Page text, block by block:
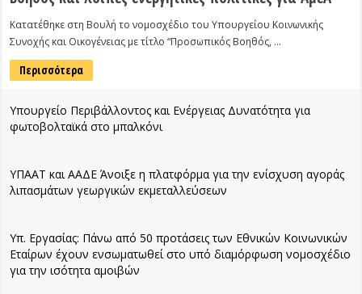
Κατατέθηκε στη Βουλή το νομοσχέδιο του Υπουργείου Κοινωνικής
Συνοχής και Οικογένειας με τίτλο “Προσωπικός Βοηθός, …
Περισσότερα
Υπουργείο Περιβάλλοντος και Ενέργειας Δυνατότητα για
φωτοβολταϊκά στο μπαλκόνι
ΥΠΑΑΤ και ΑΑΔΕ Άνοιξε η πλατφόρμα για την ενίσχυση αγοράς
λιπασμάτων γεωργικών εκμεταλλεύσεων
Υπ. Εργασίας: Πάνω από 50 προτάσεις των Εθνικών Κοινωνικών
Εταίρων έχουν ενσωματωθεί στο υπό διαμόρφωση νομοσχέδιο
για την ισότητα αμοιβών